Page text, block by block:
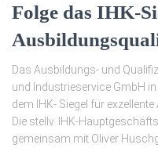
Folge das IHK-
Das Ausbildungs- und
und Industrieservice GmbH
dem IHK- Siegel für
Die stellv. IHK-
gemeinsam mit Oliver